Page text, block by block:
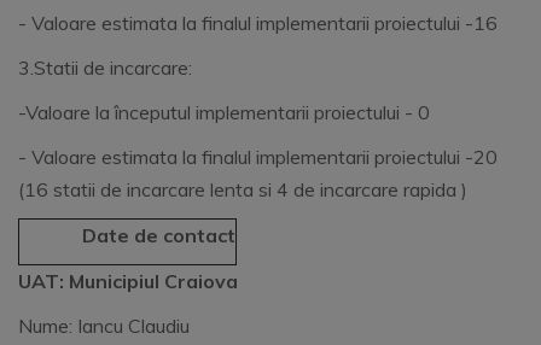
- Valoare estimata la finalul implementarii proiectului -16
3.Statii de incarcare:
-Valoare la începutul implementarii proiectului - 0
- Valoare estimata la finalul implementarii proiectului -20
(16 statii de incarcare lenta si 4 de incarcare rapida )
Date de contact
UAT: Municipiul Craiova
Nume: Iancu Claudiu